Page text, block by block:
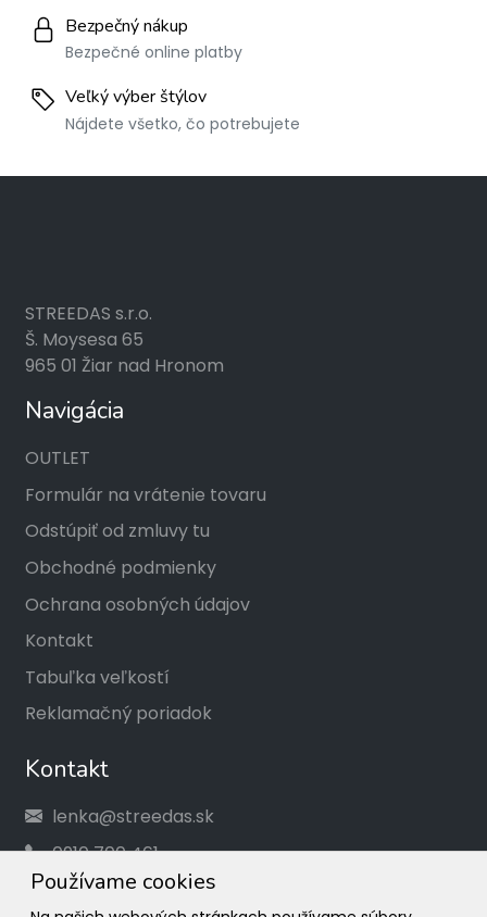
Bezpečný nákup
Bezpečné online platby
Veľký výber štýlov
Nájdete všetko, čo potrebujete
Používame cookies
STREEDAS s.r.o.
Š. Moysesa 65
965 01 Žiar nad Hronom
Navigácia
OUTLET
Formulár na vrátenie tovaru
Odstúpiť od zmluvy tu
Obchodné podmienky
Ochrana osobných údajov
Kontakt
Tabuľka veľkostí
Reklamačný poriadok
Kontakt
lenka@streedas.sk
0910 700 461
Social